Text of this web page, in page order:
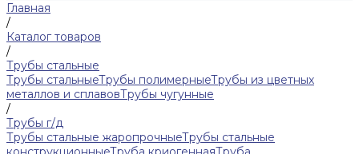
Главная
/
Каталог товаров
/
Трубы стальные
Трубы стальныеТрубы полимерныеТрубы из цветных
металлов и сплавовТрубы чугунные
/
Трубы г/д
Трубы стальные жаропрочныеТрубы стальные